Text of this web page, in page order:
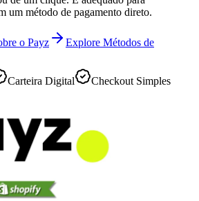
um método de pagamento direto.
o Payz
Explore Métodos de
Carteira Digital Checkout Simples